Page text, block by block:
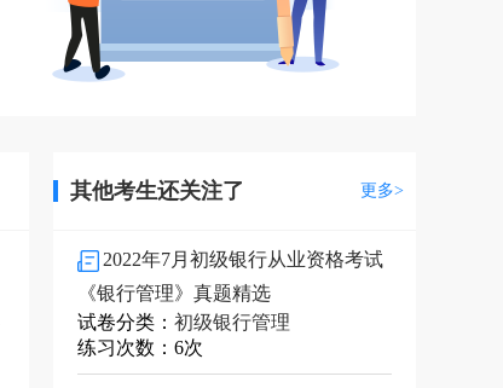
其他考生还关注了 更多>
2022年7月初级银行从业资格考试
《银行管理》真题精选
试卷分类： 初级银行管理
练习次数：6次